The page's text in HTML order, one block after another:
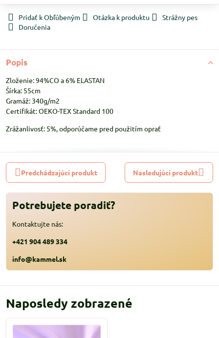
Pridať k Obľúbeným Otázka k produktu
Strážny pes
Doručenia
Popis
Zloženie: 94%CO a 6% ELASTAN
Šírka: 55cm
Gramáž: 340g/m2
Certifikát: OEKO-TEX Standard 100
Zrážanlivosť: 5%, odporúčame pred použitím oprať
Predchádzajúci produkt Nasledujúci produkt
Potrebujete poradiť?
Kontaktujte nás:
+421 904 489 334
info@kammel.sk
Naposledy zobrazené